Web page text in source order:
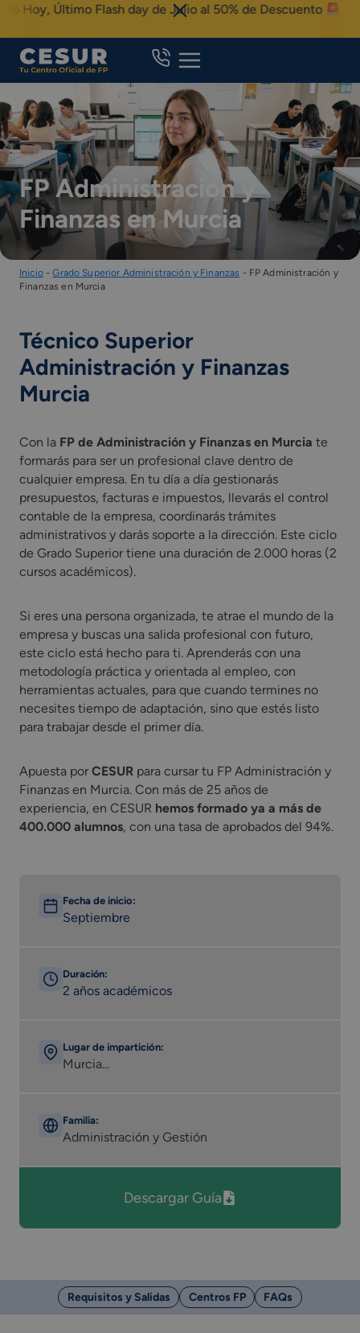
content
Último Flash day de Julio al 50% de Descuento
FP Administración y
Finanzas en Murcia
Inicio-Grado Superior Administración y Finanzas - FP Administración y
Finanzas en Murcia
Técnico Superior
Administración y Finanzas
Murcia
Con la FP de Administración y Finanzas en Murcia te
formarás para ser un profesional clave dentro de
cualquier empresa. En tu día a día gestionarás
presupuestos, facturas e impuestos, llevarás el control
contable de la empresa, coordinarás trámites
administrativos y darás soporte a la dirección. Este ciclo
de Grado Superior tiene una duración de 2.000 horas (2
cursos académicos).
Si eres una persona organizada, te atrae el mundo de la
empresa y buscas una salida profesional con futuro,
este ciclo está hecho para ti. Aprenderás con una
metodología práctica y orientada al empleo, con
herramientas actuales, para que cuando termines no
necesites tiempo de adaptación, sino que estés listo
para trabajar desde el primer día.
Apuesta por CESUR para cursar tu FP Administración y
Finanzas en Murcia. Con más de 25 años de
experiencia, en CESUR hemos formado ya a más de
400.000 alumnos, con una tasa de aprobados del 94%.
Fecha de inicio:
Septiembre
Duración:
2 años académicos
Lugar de impartición:
Murcia...
Familia:
Administración y Gestión
Descargar Guía
Requisitos y Salidas Centros FP FAQs